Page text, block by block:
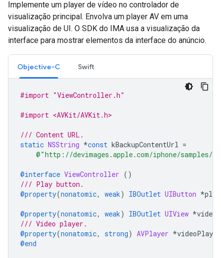
Implemente um player de vídeo no controlador de
visualização principal. Envolva um player AV em uma
visualização de UI. O SDK do IMA usa a visualização da
interface para mostrar elementos da interface do anúncio.
Objective-C Swift
#import "ViewController.h"
#import <AVKit/AVKit.h>
/// Content URL.
static NSString *const kBackupContentUrl =
@"http://devimages.apple.com/iphone/samples/
@interface ViewController ()
/// Play button.
@property(nonatomic, weak) IBOutlet UIButton *
@property(nonatomic, weak) IBOutlet UIView *
/// Video player.
@property(nonatomic, strong) AVPlayer *videoPlayer
@end